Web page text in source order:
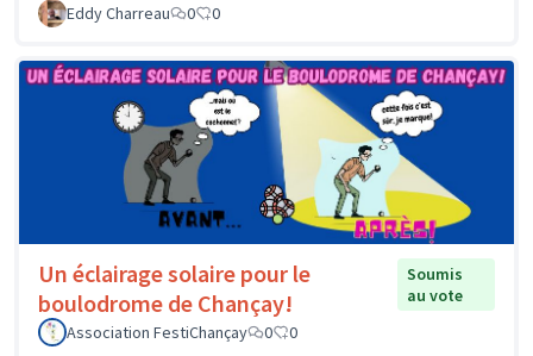
Eddy Charreau
0 0
Un éclairage solaire pour le
boulodrome de Chançay!
Soumis
au vote
Association FestiChançay
0 0